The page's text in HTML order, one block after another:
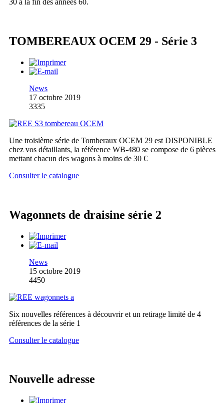
30 à la fin des années 60.
TOMBEREAUX OCEM 29 - Série 3
News
17 octobre 2019
3335
Une troisième série de Tomberaux OCEM 29 est DISPONIBLE
chez vos détaillants, la référence WB-480 se compose de 6 pièces
mettant chacun des wagons à moins de 30 €
Consulter le catalogue
Wagonnets de draisine série 2
News
15 octobre 2019
4450
Six nouvelles références à découvrir et un retirage limité de 4
références de la série 1
Consulter le catalogue
Nouvelle adresse